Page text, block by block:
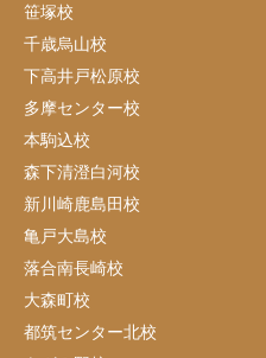
笹塚校
千歳烏山校
下高井戸松原校
多摩センター校
本駒込校
森下清澄白河校
新川崎鹿島田校
亀戸大島校
落合南長崎校
大森町校
都筑センター北校